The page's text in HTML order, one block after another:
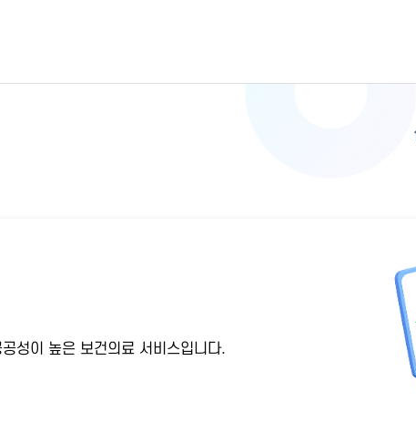
성이 높은 보건의료 서비스입니다.